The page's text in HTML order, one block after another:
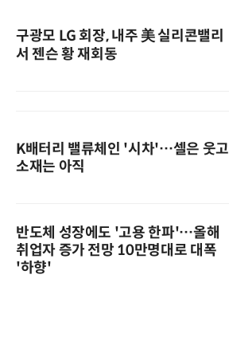
구광모 LG 회장, 내주 美 실리콘밸리
서 젠슨 황 재회동
K배터리 밸류체인 '시차'…셀은 웃고
소재는 아직
반도체 성장에도 '고용 한파'…올해
취업자 증가 전망 10만명대로 대폭
'하향'